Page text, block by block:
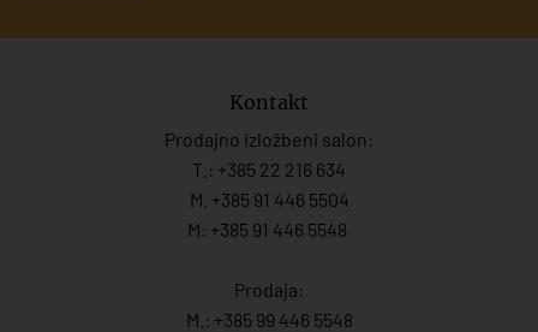
Kontakt
Prodajno izložbeni salon:
T.: +385 22 216 634
M. +385 91 446 5504
M: +385 91 446 5548
Prodaja:
M.: +385 99 446 5548